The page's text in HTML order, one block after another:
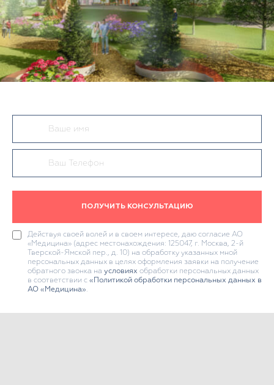
ПОЛУЧИТЬ КОНСУЛЬТАЦИЮ
Действуя своей волей и в своем интересе, даю согласие АО
«Медицина» (адрес местонахождения: 125047, г. Москва, 2-й
Тверской-Ямской пер., д. 10) на обработку указанных мной
персональных данных в целях оформления заявки на получение
обратного звонка на условиях обработки персональных данных
в соответствии с «Политикой обработки персональных данных в
АО «Медицина».